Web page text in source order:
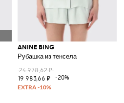
ANINE BING
Рубашка из тенсела
24 978,62 ₽
19 983,66 ₽
-20%